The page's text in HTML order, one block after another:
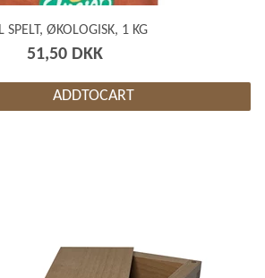
SPELT, ØKOLOGISK, 1 KG
51,50 DKK
ADDTOCART